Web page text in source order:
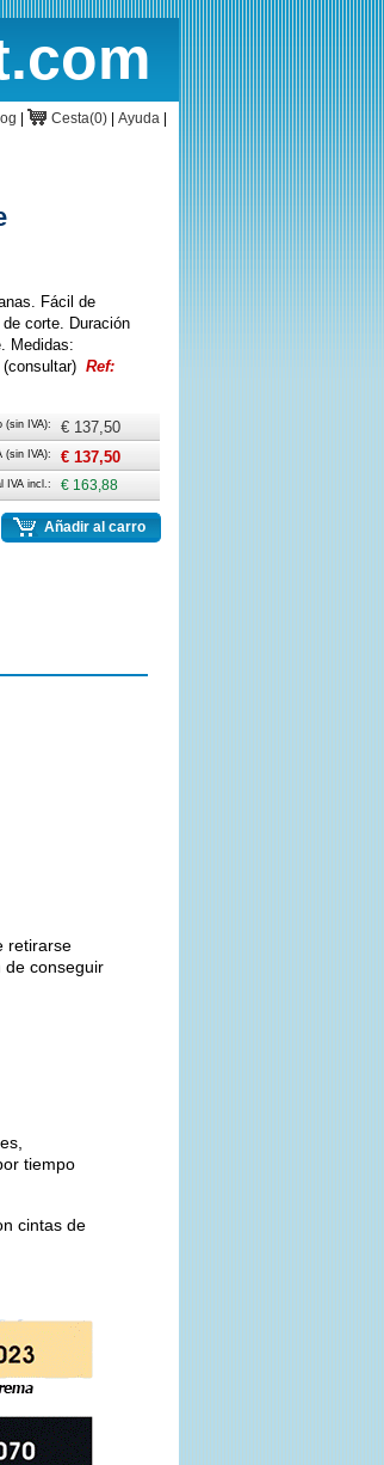
CestaCesta(0) Ayuda
Fácil de
corte. Duración
Medidas:
Ref:
(sin IVA): € 137,50
(sin IVA): € 137,50
IVA incl.: € 163,88
Añadir al carro
retirarse
de conseguir
tiempo
cintas de